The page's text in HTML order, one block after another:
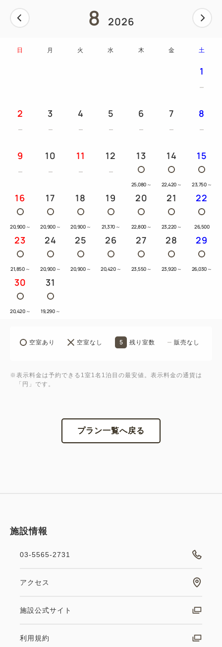
う場合もございます。
びください。
・お料理はテイクアウト容器にてご提供いたします。
細は、直接レストランへお問い合わせください。レス
トラン直通電話 03-3545-9073（受付時間22：00ま
【お食事のご案内】
〇薪焼きBLTバーガー・季節のサラダ・チョコタルト
黒毛和牛を贅沢に使用したパテにベーコン、バンズを
薪で焼き香りも楽しんで頂けるハンバーガー。
香り高いチョコレートを使用しプラリネの濃厚な風味
とコクで纏めたタルト。
アレルギー:小麦、乳、卵
〇トリュフ薫るカルボナーラ・季節のサラダ・バスク
チーズケーキ
フレッシュトリュフの香りと卵とチーズのコクが食欲
チーズ好きにはたまらない香りとコクのバスクチーズ
オマールエビと3種類の貝をトマトソースでロッソ仕
東京メトロ日比谷線・都営地下鉄浅草線 「東銀座」
8 2026
日 月 火 水 木 金 土
1
2 3 4 5 6 7 8
9 10 11 12 13
25,080 ～
14
22,420 ～
15
23,750 ～
16
20,900 ～
17
20,900 ～
18
20,900 ～
19
21,370 ～
20
22,800 ～
21
23,220 ～
22
26,500
23
21,850 ～
24
20,900 ～
25
20,900 ～
26
20,420 ～
27
23,550 ～
28
23,920 ～
29
26,030 ～
30
20,420 ～
31
19,290 ～
空室あり 空室なし 5 残り室数 販売なし
※表示料金は予約できる1室1名1泊目の最安値。表示料金の通貨は
「円」です。
プラン一覧へ戻る
施設情報
03-5565-2731
アクセス
施設公式サイト
利用規約